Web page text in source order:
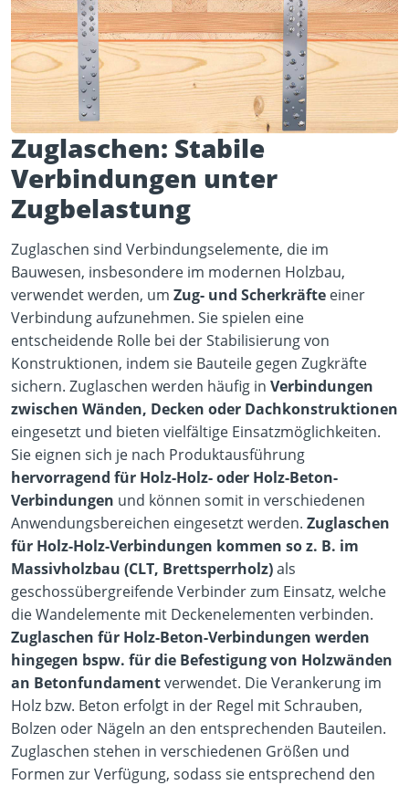
Zuglaschen: Stabile
Verbindungen unter
Zugbelastung
Zuglaschen sind Verbindungselemente, die im
Bauwesen, insbesondere im modernen Holzbau,
verwendet werden, um Zug- und Scherkräfte einer
Verbindung aufzunehmen. Sie spielen eine
entscheidende Rolle bei der Stabilisierung von
Konstruktionen, indem sie Bauteile gegen Zugkräfte
sichern. Zuglaschen werden häufig in Verbindungen
zwischen Wänden, Decken oder Dachkonstruktionen
eingesetzt und bieten vielfältige Einsatzmöglichkeiten.
Sie eignen sich je nach Produktausführung
hervorragend für Holz-Holz- oder Holz-Beton-
Verbindungen und können somit in verschiedenen
Anwendungsbereichen eingesetzt werden. Zuglaschen
für Holz-Holz-Verbindungen kommen so z. B. im
Massivholzbau (CLT, Brettsperrholz)als
geschossübergreifende Verbinder zum Einsatz, welche
die Wandelemente mit Deckenelementen verbinden.
Zuglaschen für Holz-Beton-Verbindungen werden
hingegen bspw. für die Befestigung von Holzwänden
an Betonfundamentverwendet. Die Verankerung im
Holz bzw. Beton erfolgt in der Regel mit Schrauben,
Bolzen oder Nägeln an den entsprechenden Bauteilen.
Zuglaschen stehen in verschiedenen Größen und
Formen zur Verfügung, sodass sie entsprechend den